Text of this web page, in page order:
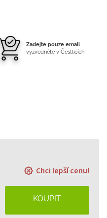
Zadejte pouze email
vyzvedněte v Čestlicích
Chci lepší cenu!